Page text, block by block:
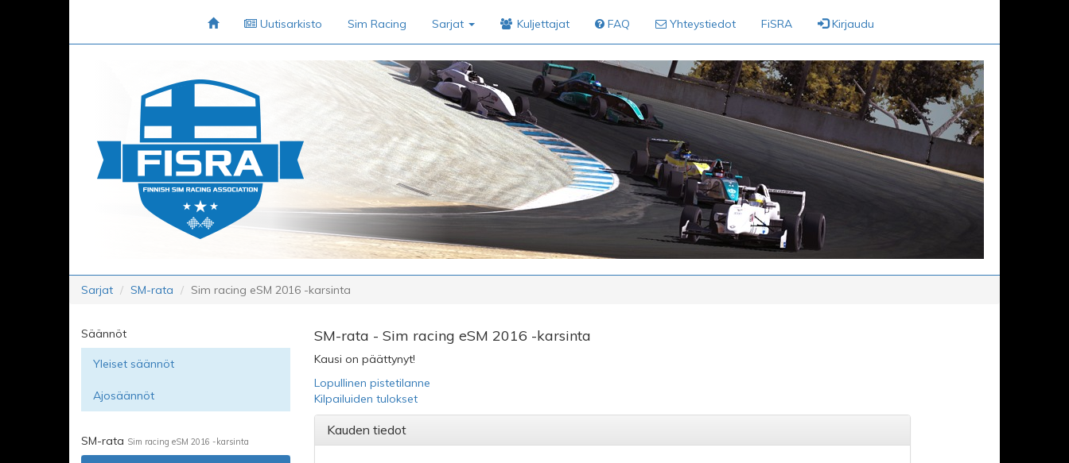
Uutisarkisto Sim Racing Sarjat Kuljettajat FAQ Yhteystiedot FiSRA Kirjaudu
Sarjat SM-rata Sim racing eSM 2016 -karsinta
Säännöt
Yleiset säännöt
Ajosäännöt
SM-rata Sim racing eSM 2016 -karsinta
SM-rata - Sim racing eSM 2016 -karsinta
Kausi on päättynyt!
Lopullinen pistetilanne
Kilpailuiden tulokset
Kauden tiedot